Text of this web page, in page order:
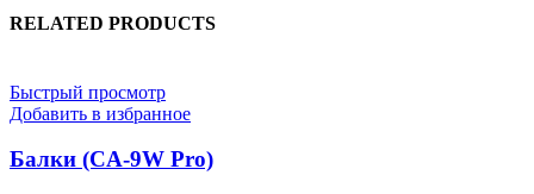
RELATED PRODUCTS
Быстрый просмотр
Добавить в избранное
Балки (CA-9W Pro)